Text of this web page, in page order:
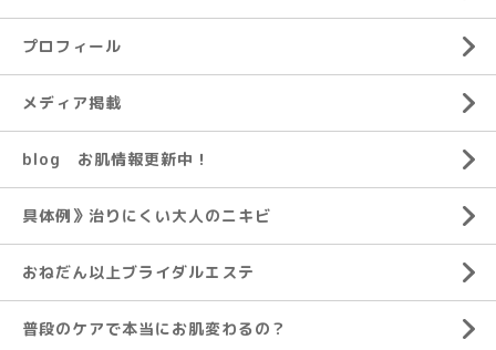
プロフィール
メディア掲載
blog お肌情報更新中！
具体例》治りにくい大人のニキビ
おねだん以上ブライダルエステ
普段のケアで本当にお肌変わるの？